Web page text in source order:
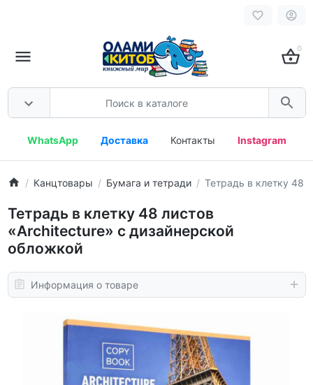
0
WhatsApp Доставка Контакты Instagram
Канцтовары Бумага и тетради Тетрадь в клетку 48
Тетрадь в клетку 48 листов
«Architecture» с дизайнерской
обложкой
Информация о товаре